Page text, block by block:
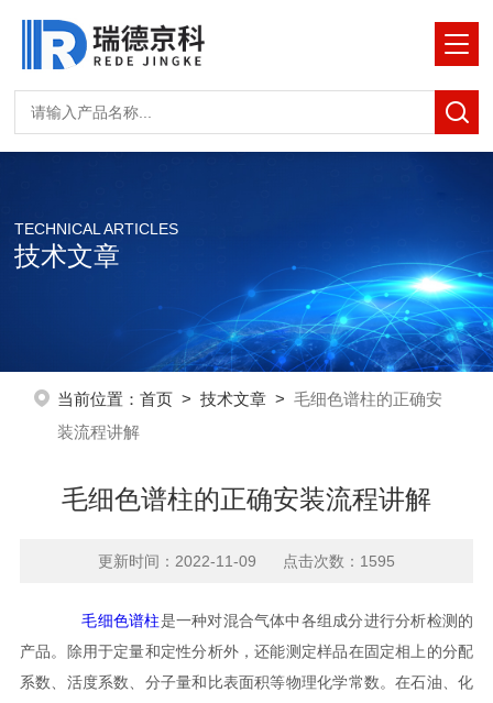
TECHNICAL ARTICLES
技术文章
当前位置： 首页> 技术文章> 毛细色谱柱的正确安
装流程讲解
毛细色谱柱的正确安装流程讲解
更新时间：2022-11-09 点击次数：1595
毛细色谱柱是一种对混合气体中各组成分进行分析检测的
产品。除用于定量和定性分析外，还能测定样品在固定相上的分配
系数、活度系数、分子量和比表面积等物理化学常数。在石油、化